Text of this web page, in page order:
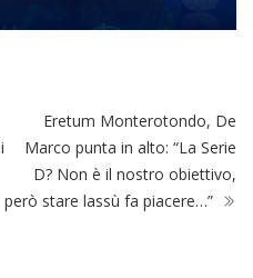
Eretum Monterotondo, De
Marco punta in alto: “La Serie
D? Non è il nostro obiettivo,
però stare lassù fa piacere…”